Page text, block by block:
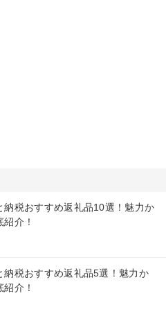
納税おすすめ返礼品10選！魅力か
介！
納税おすすめ返礼品5選！魅力か
介！